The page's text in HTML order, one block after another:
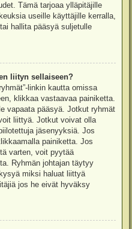
Tämä tarjoaa ylläpitäjille
useille käyttäjille kerralla,
hallita pääsyä suljetulle
liityn sellaiseen?
linkin kautta omissa
klikkaa vastaavaa painiketta.
vapaata pääsyä. Jotkut ryhmät
liittyä. Jotkut voivat olla
jäsenyyksiä. Jos
painiketta. Jos
varten, voit pyytää
Ryhmän johtajan täytyy
miksi haluat liittyä
jos he eivät hyväksy